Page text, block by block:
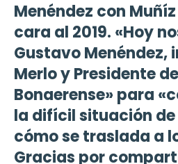
Menéndez con
cara al 2019. «Hoy
Gustavo Menéndez,
Merlo y Presidente
Bonaerense» para
la difícil situación
cómo se traslada a
Gracias por